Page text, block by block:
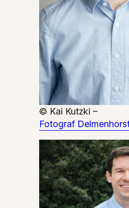
© Kai Kutzki –
Fotograf